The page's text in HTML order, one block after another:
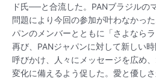
ド氏──と合流した。PANブラジルの
問題により今回の参加が叶わなかっ
パンのメンバーとともに「さよなら
再び、PANジャパンに対して新しい
呼びかけ、人々にメッセージを広め
変化に備えるよう促した。愛と優し